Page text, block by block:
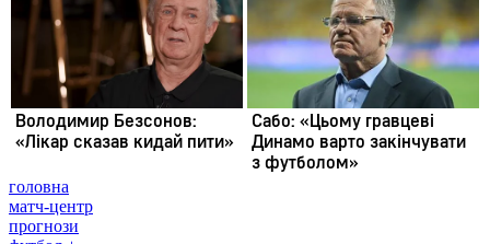
головна
матч-центр
прогнози